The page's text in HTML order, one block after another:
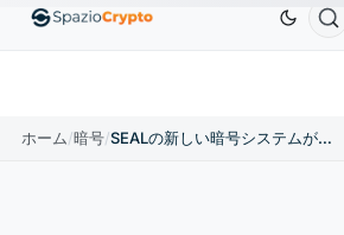
EthereumETH$1,880.58 TetherUSDT
ホーム/暗号/ SEALの新しい暗号システムがフィッシング検知の信頼性を高める